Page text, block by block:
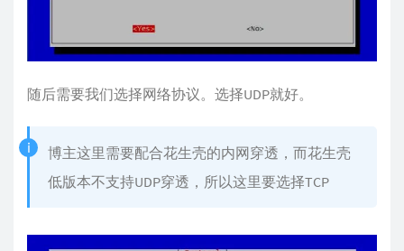
随后需要我们选择网络协议。选择UDP就好。
博主这里需要配合花生壳的内网穿透，而花生壳
低版本不支持UDP穿透，所以这里要选择TCP